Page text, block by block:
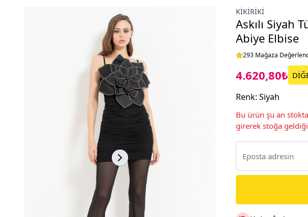
KIKIRIKI
Askılı Siyah
Abiye Elbise
293 Mağaza
4.620,80₺
Renk: Siyah
Bu ürün şu an
girerek stoğa